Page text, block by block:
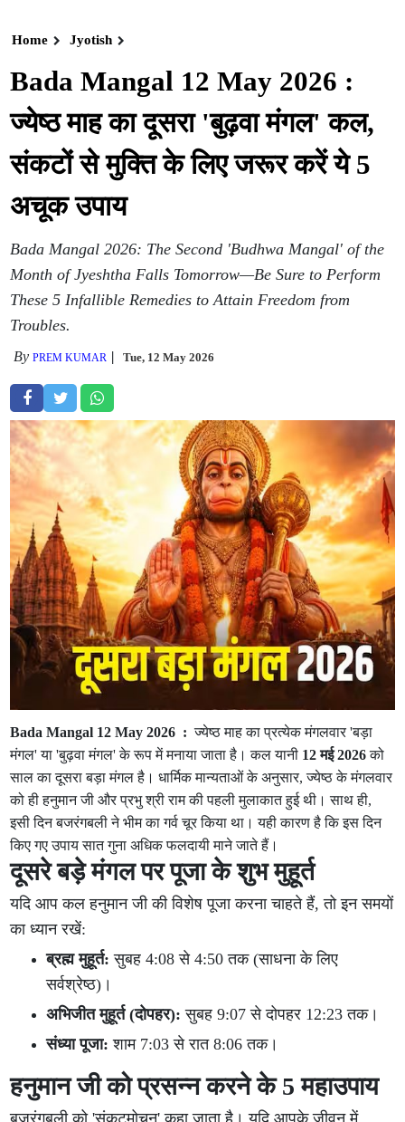
Home Jyotish
Bada Mangal 12 May 2026 :
ज्येष्ठ माह का दूसरा 'बुढ़वा मंगल' कल,
संकटों से मुक्ति के लिए जरूर करें ये 5
अचूक उपाय
Bada Mangal 2026: The Second 'Budhwa Mangal' of the
Month of Jyeshtha Falls Tomorrow—Be Sure to Perform
These 5 Infallible Remedies to Attain Freedom from
Troubles.
ByPREM KUMAR Tue, 12 May 2026
Bada Mangal 12 May 2026 : ज्येष्ठ माह का प्रत्येक मंगलवार 'बड़ा
मंगल' या 'बुढ़वा मंगल' के रूप में मनाया जाता है। कल यानी 12 मई 2026को
साल का दूसरा बड़ा मंगल है। धार्मिक मान्यताओं के अनुसार, ज्येष्ठ के मंगलवार
को ही हनुमान जी और प्रभु श्री राम की पहली मुलाकात हुई थी। साथ ही,
इसी दिन बजरंगबली ने भीम का गर्व चूर किया था। यही कारण है कि इस दिन
किए गए उपाय सात गुना अधिक फलदायी माने जाते हैं।
दूसरे बड़े मंगल पर पूजा के शुभ मुहूर्त
यदि आप कल हनुमान जी की विशेष पूजा करना चाहते हैं, तो इन समयों
का ध्यान रखें:
ब्रह्म मुहूर्त: सुबह 4:08 से 4:50 तक (साधना के लिए
सर्वश्रेष्ठ)।
अभिजीत मुहूर्त (दोपहर): सुबह 9:07 से दोपहर 12:23 तक।
संध्या पूजा: शाम 7:03 से रात 8:06 तक।
हनुमान जी को प्रसन्न करने के 5 महाउपाय
बजरंगबली को 'संकटमोचन' कहा जाता है। यदि आपके जीवन में